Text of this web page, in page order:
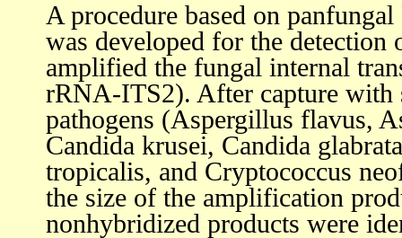
A procedure based on
was developed for the
amplified the fungal internal
rRNA-ITS2). After capture with
pathogens (Aspergillus flavus,
Candida krusei, Candida
tropicalis, and Cryptococcus
the size of the amplification
nonhybridized products were